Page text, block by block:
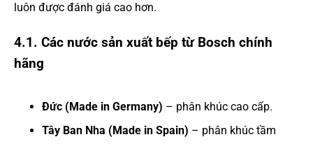
luôn được đánh giá cao hơn.
4.1. Các nước sản xuất bếp từ Bosch chính
hãng
Đức (Made in Germany) – phân khúc cao cấp.
Tây Ban Nha (Made in Spain) – phân khúc tầm